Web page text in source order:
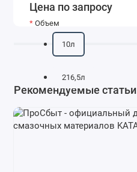
Цена по запросу
Объем
10л
216,5л
Рекомендуемые статьи